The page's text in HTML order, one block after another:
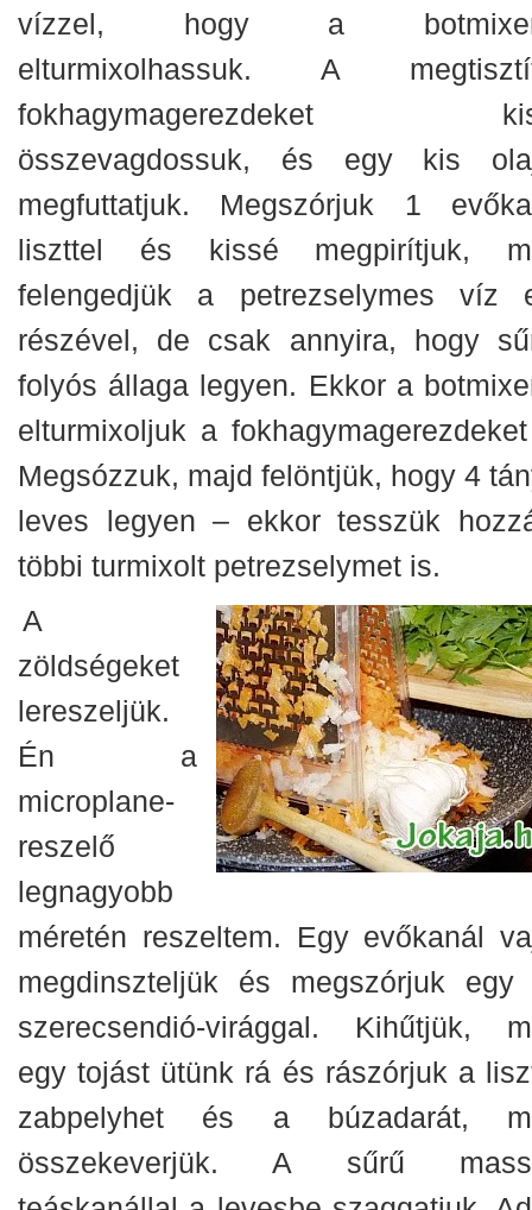
vízzel, hogy a
elturmixolhassuk. A
fokhagymagerezdeket
összevagdossuk, és egy kis
megfuttatjuk. Megszórjuk 1
liszttel és kissé megpirítjuk,
felengedjük a petrezselymes víz
részével, de csak annyira, hogy
folyós állaga legyen. Ekkor a
elturmixoljuk a
Megsózzuk, majd felöntjük, hogy 4
leves legyen – ekkor tesszük
többi turmixolt petrezselymet is.
A
zöldségeket
lereszeljük.
Én a
microplane-
reszelő
legnagyobb
méretén reszeltem. Egy evőkanál
megdinszteljük és megszórjuk egy
szerecsendió-virággal. Kihűtjük,
egy tojást ütünk rá és rászórjuk a
zabpelyhet és a búzadarát,
összekeverjük. A sűrű